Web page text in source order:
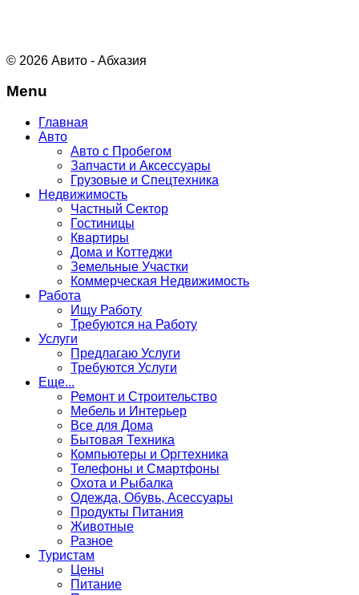
© 2026 Авито - Абхазия
Menu
Главная
Авто
Авто с Пробегом
Запчасти и Аксессуары
Грузовые и Спецтехника
Недвижимость
Частный Сектор
Гостиницы
Квартиры
Дома и Коттеджи
Земельные Участки
Коммерческая Недвижимость
Работа
Ищу Работу
Требуются на Работу
Услуги
Предлагаю Услуги
Требуются Услуги
Еще...
Ремонт и Строительство
Мебель и Интерьер
Все для Дома
Бытовая Техника
Компьютеры и Оргтехника
Телефоны и Смартфоны
Охота и Рыбалка
Одежда, Обувь, Асессуары
Продукты Питания
Животные
Разное
Туристам
Цены
Питание